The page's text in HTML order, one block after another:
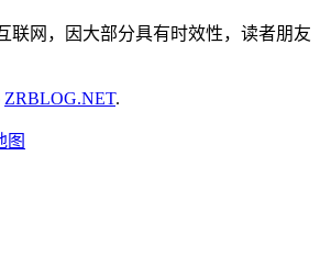
联网，因大部分具有时效性，读者朋友
ZRBLOG.NET.
图